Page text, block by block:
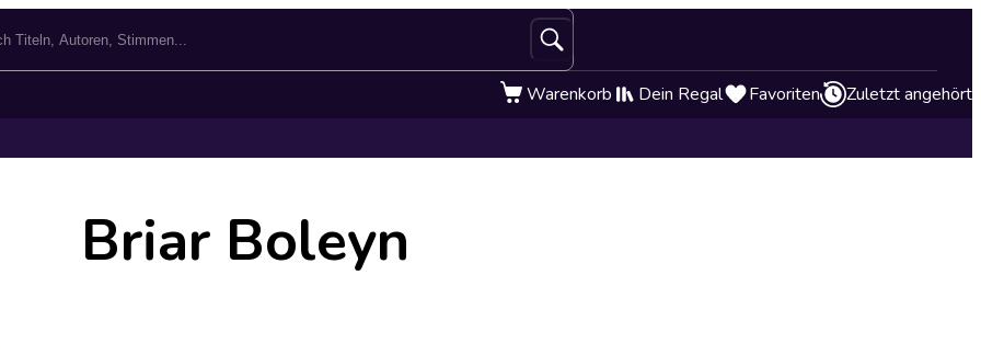
Warenkorb Dein Regal Favoriten Zuletzt angehört
Briar Boleyn